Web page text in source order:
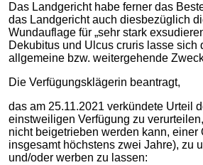
Das Landgericht habe ferner das
das Landgericht auch diesbezüglich
Wundauflage für „sehr stark
Dekubitus und Ulcus cruris lasse
allgemeine bzw. weitergehende
Die Verfügungsklägerin beantragt,
das am 25.11.2021 verkündete Urteil
einstweiligen Verfügung zu
nicht beigetrieben werden kann,
insgesamt höchstens zwei Jahre), zu
und/oder werben zu lassen: